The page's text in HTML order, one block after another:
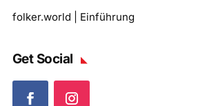
folker.world | Einführung
Get Social